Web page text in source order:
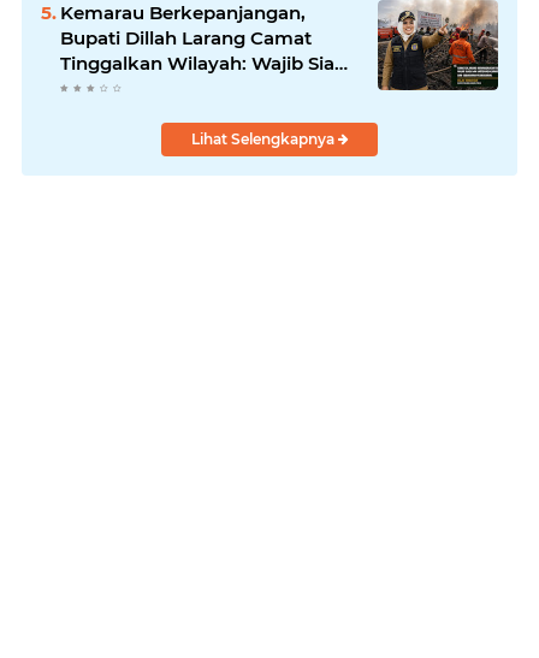
Kemarau Berkepanjangan,
Bupati Dillah Larang Camat
Tinggalkan Wilayah: Wajib Siaga
Hadapi Karhutla dan Kebakaran
Lihat Selengkapnya